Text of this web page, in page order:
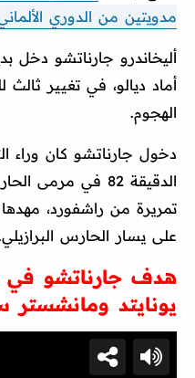
مدويتين من الدوري
أماد ديالو، في تغيير
الهجوم.
دخول جارناتشو كان وراء
الدقيقة 82 في
تمريرة من راشفورد،
على يسار الحارس
هدف جارناتشو في
يونايتد ومانشستر